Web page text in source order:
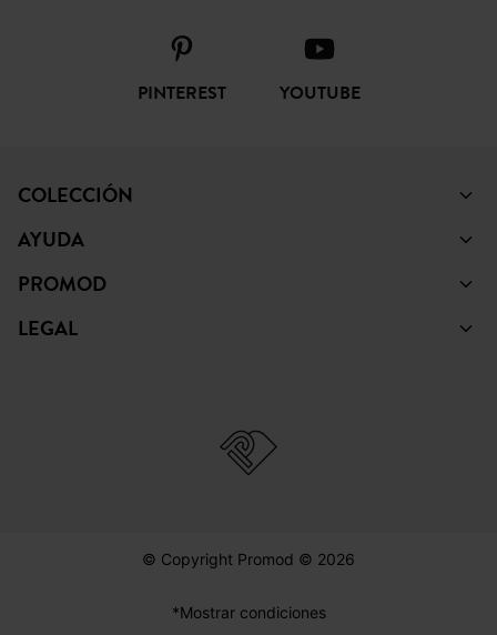
PINTEREST YOUTUBE
COLECCIÓN
AYUDA
PROMOD
LEGAL
© Copyright Promod © 2026
*Mostrar condiciones